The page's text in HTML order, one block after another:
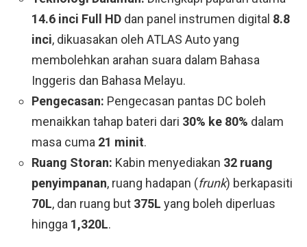
14.6 inci Full HD dan panel instrumen digital 8.8
inci, dikuasakan oleh ATLAS Auto yang
membolehkan arahan suara dalam Bahasa
Inggeris dan Bahasa Melayu.
Pengecasan: Pengecasan pantas DC boleh
menaikkan tahap bateri dari 30% ke 80% dalam
masa cuma 21 minit.
Ruang Storan: Kabin menyediakan 32 ruang
penyimpanan, ruang hadapan (frunk) berkapasiti
70L, dan ruang but 375L yang boleh diperluas
hingga 1,320L.